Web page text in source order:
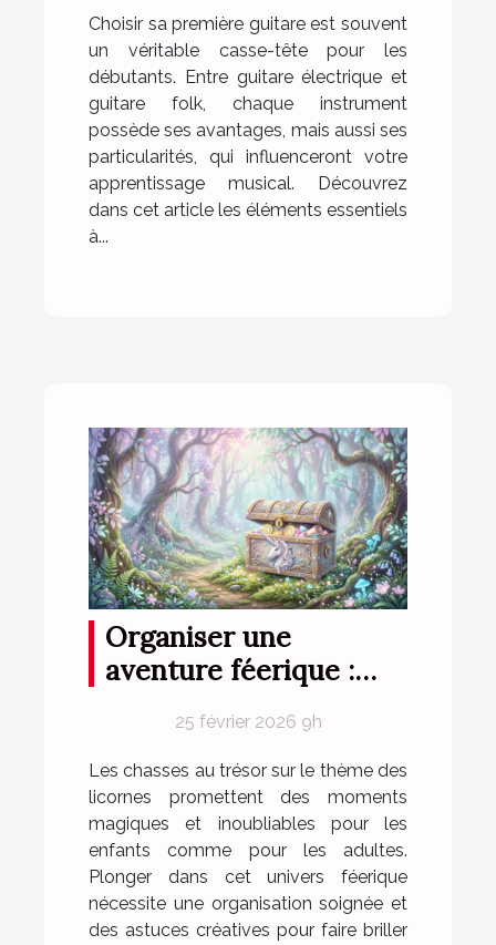
Choisir sa première guitare est souvent
un véritable casse-tête pour les
débutants. Entre guitare électrique et
guitare folk, chaque instrument
possède ses avantages, mais aussi ses
particularités, qui influenceront votre
apprentissage musical. Découvrez
dans cet article les éléments essentiels
à...
Organiser une
aventure féerique :
chasse au trésor sur le
thème des licornes
25 février 2026 9h
Les chasses au trésor sur le thème des
licornes promettent des moments
magiques et inoubliables pour les
enfants comme pour les adultes.
Plonger dans cet univers féerique
nécessite une organisation soignée et
des astuces créatives pour faire briller